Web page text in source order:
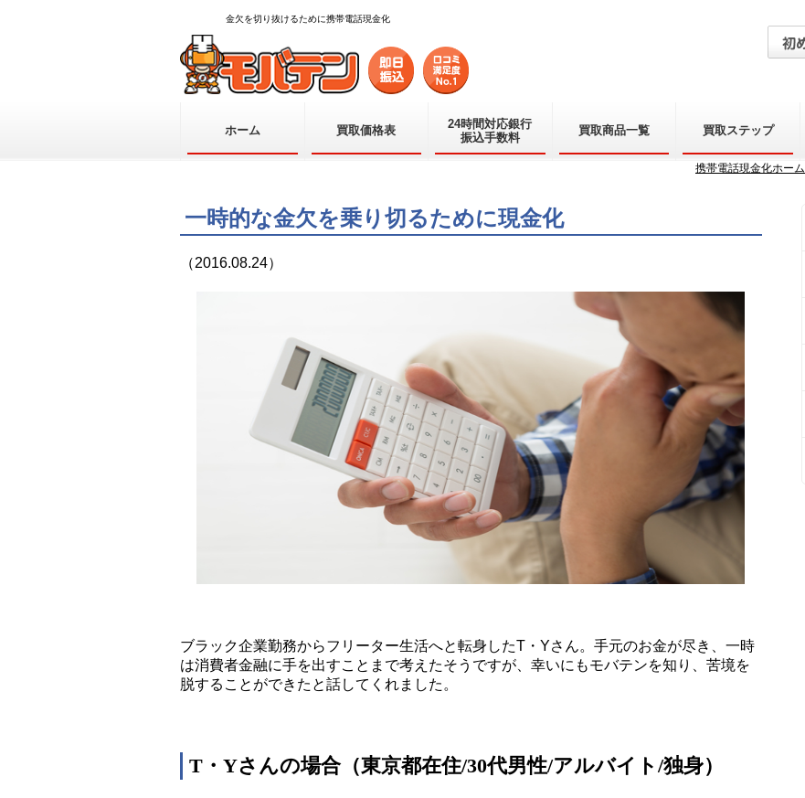
金欠を切り抜けるために携帯電話現金化
ホーム 買取価格表
24時間対応銀行
振込手数料
買取商品一覧 買取ステップ
携帯電話現金化ホーム
一時的な金欠を乗り切るために現金化
（2016.08.24）
ブラック企業勤務からフリーター生活へと転身したT・Yさん。手元のお金が尽き、一時
は消費者金融に手を出すことまで考えたそうですが、幸いにもモバテンを知り、苦境を
脱することができたと話してくれました。
T・Yさんの場合（東京都在住/30代男性/アルバイト/独身）